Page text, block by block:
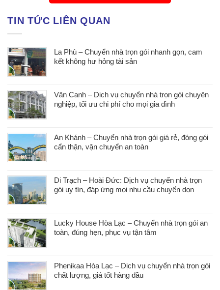
TIN TỨC LIÊN QUAN
La Phù – Chuyển nhà trọn gói nhanh gọn, cam
kết không hư hỏng tài sản
Vân Canh – Dịch vụ chuyển nhà trọn gói chuyên
nghiệp, tối ưu chi phí cho mọi gia đình
An Khánh – Chuyển nhà trọn gói giá rẻ, đóng gói
cẩn thận, vận chuyển an toàn
Di Trạch – Hoài Đức: Dịch vụ chuyển nhà trọn
gói uy tín, đáp ứng mọi nhu cầu chuyển dọn
Lucky House Hòa Lạc – Chuyển nhà trọn gói an
toàn, đúng hẹn, phục vụ tận tâm
Phenikaa Hòa Lạc – Dịch vụ chuyển nhà trọn gói
chất lượng, giá tốt hàng đầu